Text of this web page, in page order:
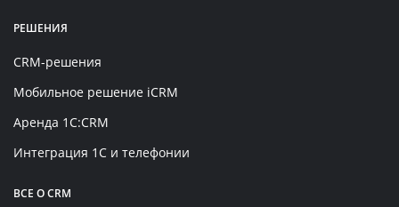
РЕШЕНИЯ
CRM-решения
Мобильное решение iCRM
Аренда 1C:CRM
Интеграция 1С и телефонии
ВСЕ О CRM